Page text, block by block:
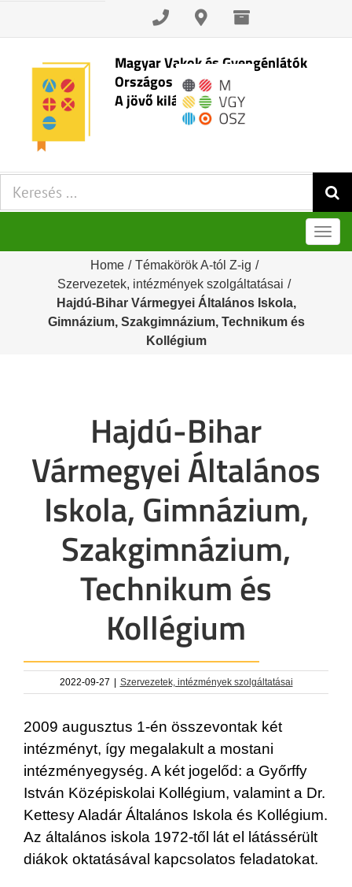
Skip
content
Magyar Vakok és Gyengénlátók
Országos Szövetsége
A jövő kilátásai
Keresés:
Home / Témakörök A-tól Z-ig /
Szervezetek, intézmények szolgáltatásai /
Hajdú-Bihar Vármegyei Általános Iskola,
Gimnázium, Szakgimnázium, Technikum és
Kollégium
Hajdú-Bihar
Vármegyei Általános
Iskola, Gimnázium,
Szakgimnázium,
Technikum és
Kollégium
2022-09-27 | Szervezetek, intézmények szolgáltatásai
2009 augusztus 1-én összevontak két
intézményt, így megalakult a mostani
intézményegység. A két jogelőd: a Győrffy
István Középiskolai Kollégium, valamint a Dr.
Kettesy Aladár Általános Iskola és Kollégium.
Az általános iskola 1972-től lát el látássérült
diákok oktatásával kapcsolatos feladatokat.